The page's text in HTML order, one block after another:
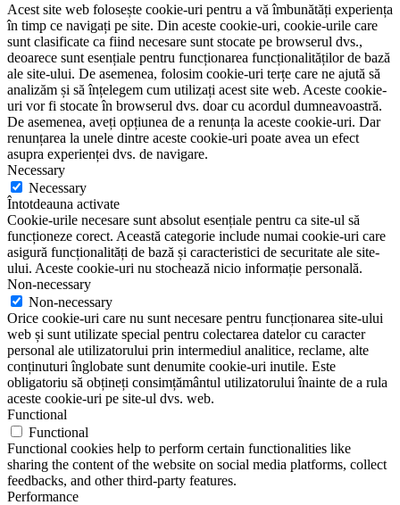
Acest site web folosește cookie-uri pentru a vă îmbunătăți experiența
în timp ce navigați pe site. Din aceste cookie-uri, cookie-urile care
sunt clasificate ca fiind necesare sunt stocate pe browserul dvs.,
deoarece sunt esențiale pentru funcționarea funcționalităților de bază
ale site-ului. De asemenea, folosim cookie-uri terțe care ne ajută să
analizăm și să înțelegem cum utilizați acest site web. Aceste cookie-
uri vor fi stocate în browserul dvs. doar cu acordul dumneavoastră.
De asemenea, aveți opțiunea de a renunța la aceste cookie-uri. Dar
renunțarea la unele dintre aceste cookie-uri poate avea un efect
asupra experienței dvs. de navigare.
Necessary
Necessary
Întotdeauna activate
Cookie-urile necesare sunt absolut esențiale pentru ca site-ul să
funcționeze corect. Această categorie include numai cookie-uri care
asigură funcționalități de bază și caracteristici de securitate ale site-
ului. Aceste cookie-uri nu stochează nicio informație personală.
Non-necessary
Non-necessary
Orice cookie-uri care nu sunt necesare pentru funcționarea site-ului
web și sunt utilizate special pentru colectarea datelor cu caracter
personal ale utilizatorului prin intermediul analitice, reclame, alte
conținuturi înglobate sunt denumite cookie-uri inutile. Este
obligatoriu să obțineți consimțământul utilizatorului înainte de a rula
aceste cookie-uri pe site-ul dvs. web.
Functional
Functional
Functional cookies help to perform certain functionalities like
sharing the content of the website on social media platforms, collect
feedbacks, and other third-party features.
Performance